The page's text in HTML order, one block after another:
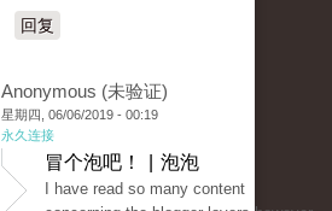
回复
Anonymous (未验证)
星期四, 06/06/2019 - 00:19
永久连接
冒个泡吧！ | 泡泡
I have read so many content